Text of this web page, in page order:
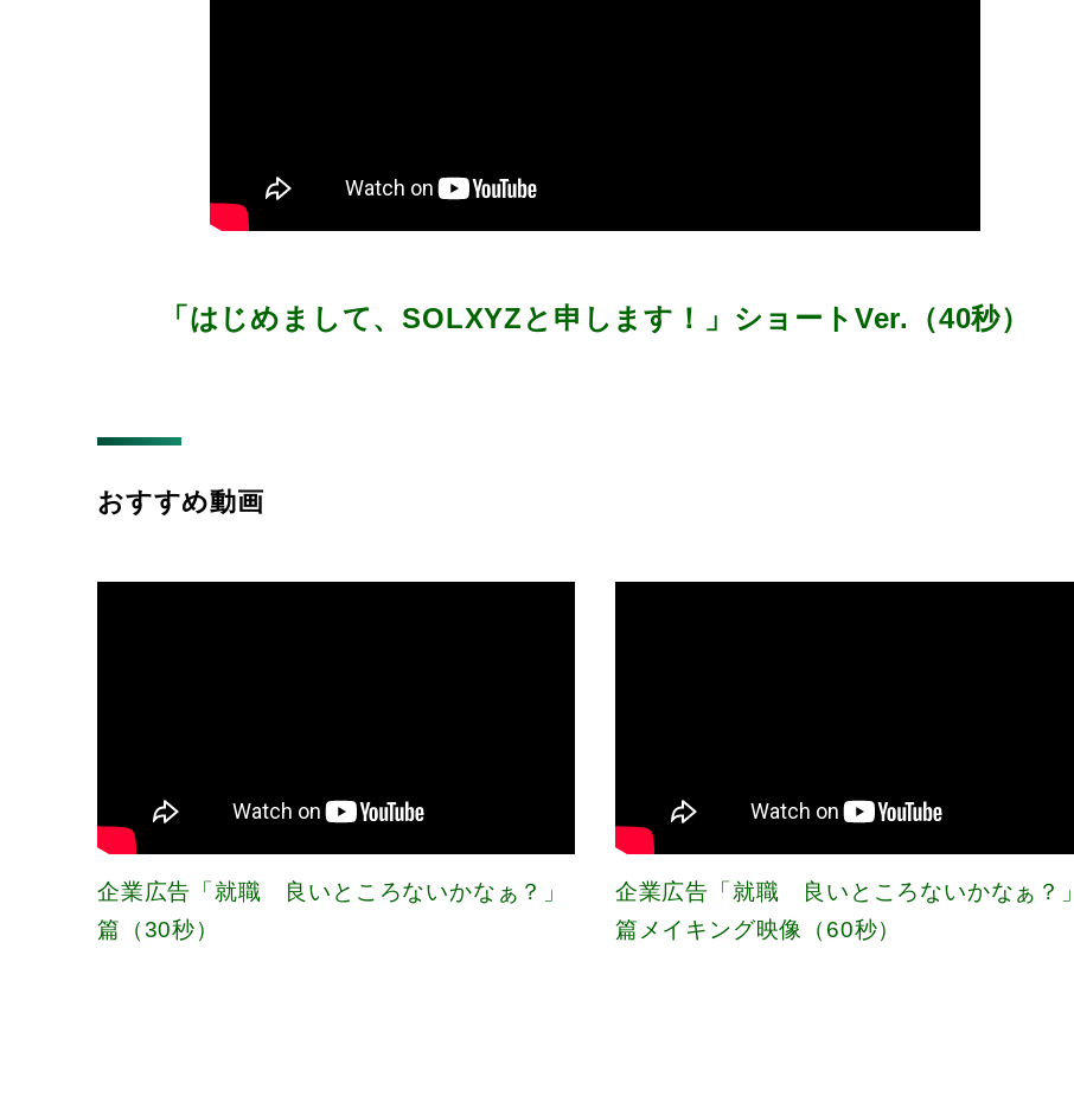
「はじめまして、SOLXYZと申します！」ショートVer.（40秒）
おすすめ動画
企業広告「就職 良いところないかなぁ？」
篇（30秒）
企業広告「就職 良いところないかなぁ？」
篇メイキング映像（60秒）